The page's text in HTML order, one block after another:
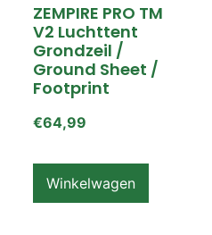
ZEMPIRE PRO TM
V2 Luchttent
Grondzeil /
Ground Sheet /
Footprint
€64,99
Winkelwagen